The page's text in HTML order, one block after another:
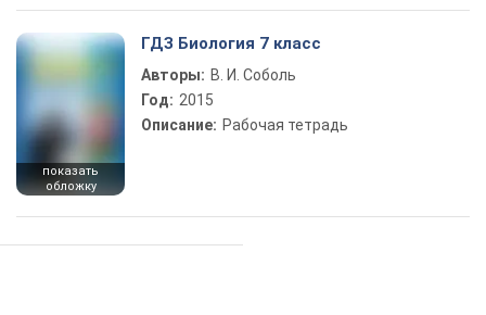
показать
обложку
ГДЗ Биология 7 класс
Авторы: В. И. Соболь
Год: 2015
Описание: Рабочая тетрадь